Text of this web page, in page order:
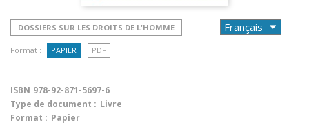
DOSSIERS SUR LES DROITS DE L'HOMME
Format : PAPIER PDF
ISBN 978-92-871-5697-6
Type de document : Livre
Format : Papier